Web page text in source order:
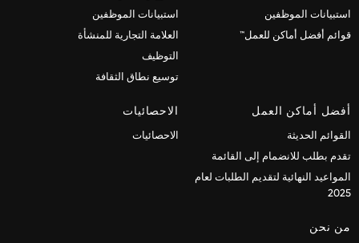
استبيانات الموظفين
قوائم أفضل أماكن للعمل™
استبيانات الموظفين
العلامة التجارية للمنشأة
التوظيف
توسيع نطاق الثقافة
أفضل أماكن العمل
القوائم الحديثة
تقدم بطلب للانضمام إلى القائمة
المواعيد النهائية لتقديم الطلبات لعام
2025
الاحصائيات
الاحصائيات
من نحن